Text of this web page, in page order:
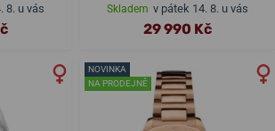
8. u vás Skladem v pátek 14. 8. u vás
29 990 Kč
NOVINKA
NA PRODEJNĚ